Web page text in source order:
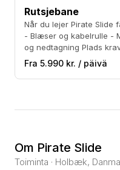
Rutsjebane
Når du lejer Pirate Slide
- Blæser og kabelrulle -
og nedtagning Plads krav: 10m x 6m x 9m høj Strøm krav: 1
x 230v, 2000w indenfor
(IKKE grus eller sand)
Fra 5.990 kr. / päivä
Om Pirate Slide
Toiminta · Holbæk,